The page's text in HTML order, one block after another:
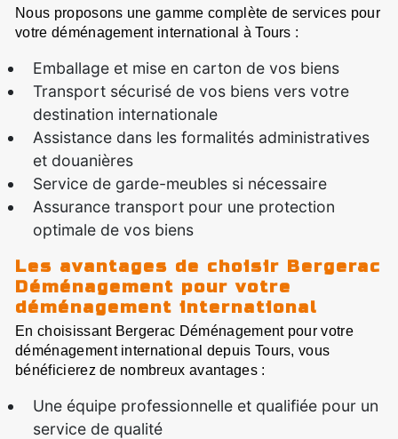
Nous proposons une gamme complète de services pour
votre déménagement international à Tours :
Emballage et mise en carton de vos biens
Transport sécurisé de vos biens vers votre
destination internationale
Assistance dans les formalités administratives
et douanières
Service de garde-meubles si nécessaire
Assurance transport pour une protection
optimale de vos biens
Les avantages de choisir Bergerac
Déménagement pour votre
déménagement international
En choisissant Bergerac Déménagement pour votre
déménagement international depuis Tours, vous
bénéficierez de nombreux avantages :
Une équipe professionnelle et qualifiée pour un
service de qualité